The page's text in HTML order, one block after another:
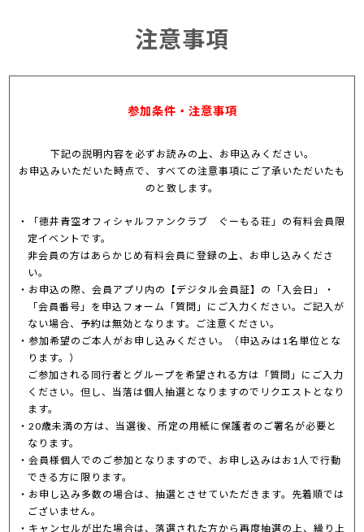
注意事項
参加条件・注意事項
下記の説明内容を必ずお読みの上、お申込みください。
お申込みいただいた時点で、すべての注意事項にご了承いただいたも
のと致します。
「徳井青空オフィシャルファンクラブ ぐーもる荘」の有料会員限
定イベントです。
非会員の方はあらかじめ有料会員に登録の上、お申し込みくださ
い。
お申込の際、会員アプリ内の【デジタル会員証】の「入会日」・
「会員番号」を申込フォーム「質問」にご入力ください。ご記入が
ない場合、予約は無効となります。ご注意ください。
参加希望のご本人がお申し込みください。（申込みは1名単位とな
ります。）
ご参加される同行者とグループを希望される方は「質問」にご入力
ください。但し、当落は個人抽選となりますのでリクエストとなり
ます。
20歳未満の方は、当選後、所定の用紙に保護者のご署名が必要と
なります。
会員様個人でのご参加となりますので、お申し込みはお1人で行動
できる方に限ります。
お申し込み多数の場合は、抽選とさせていただきます。先着順では
ございません。
キャンセルが出た場合は、落選された方から再度抽選の上、繰り上